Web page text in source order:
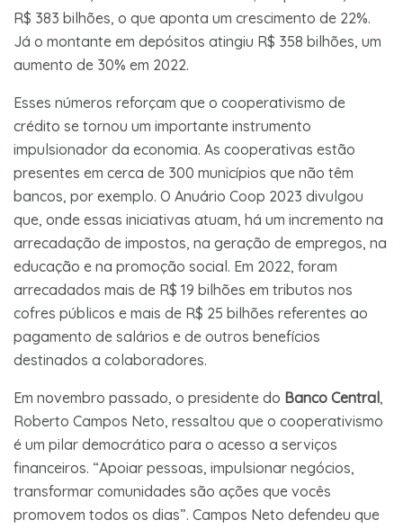
R$ 383 bilhões, o que aponta um crescimento de 22%.
Já o montante em depósitos atingiu R$ 358 bilhões, um
aumento de 30% em 2022.
Esses números reforçam que o cooperativismo de
crédito se tornou um importante instrumento
impulsionador da economia. As cooperativas estão
presentes em cerca de 300 municípios que não têm
bancos, por exemplo. O Anuário Coop 2023 divulgou
que, onde essas iniciativas atuam, há um incremento na
arrecadação de impostos, na geração de empregos, na
educação e na promoção social. Em 2022, foram
arrecadados mais de R$ 19 bilhões em tributos nos
cofres públicos e mais de R$ 25 bilhões referentes ao
pagamento de salários e de outros benefícios
destinados a colaboradores.
Em novembro passado, o presidente do Banco Central,
Roberto Campos Neto, ressaltou que o cooperativismo
é um pilar democrático para o acesso a serviços
financeiros. “Apoiar pessoas, impulsionar negócios,
transformar comunidades são ações que vocês
promovem todos os dias”. Campos Neto defendeu que